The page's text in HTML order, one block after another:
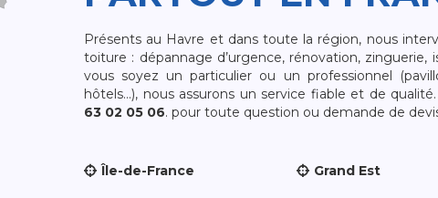
Présents au Havre et dans toute la région, nous
toiture : dépannage d’urgence, rénovation,
vous soyez un particulier ou un professionnel
hôtels…), nous assurons un service fiable et de
63 02 05 06. pour toute question ou demande de
Île-de-France Grand Est